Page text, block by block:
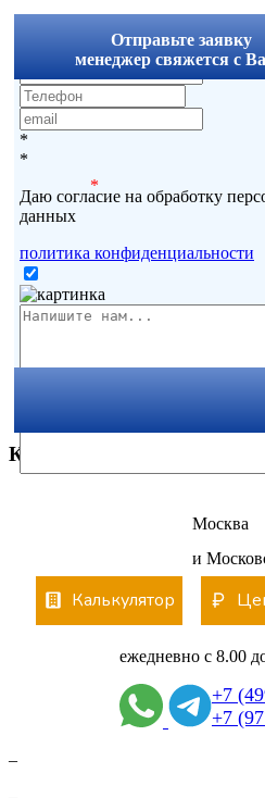
Отправьте заявку
менеджер свяжется с
*
*
*
Даю согласие на обработку
данных
политика конфиденциальности
Комментарии
Москва
и
Калькулятор
ежедневно с 8.00
+7
+7
–